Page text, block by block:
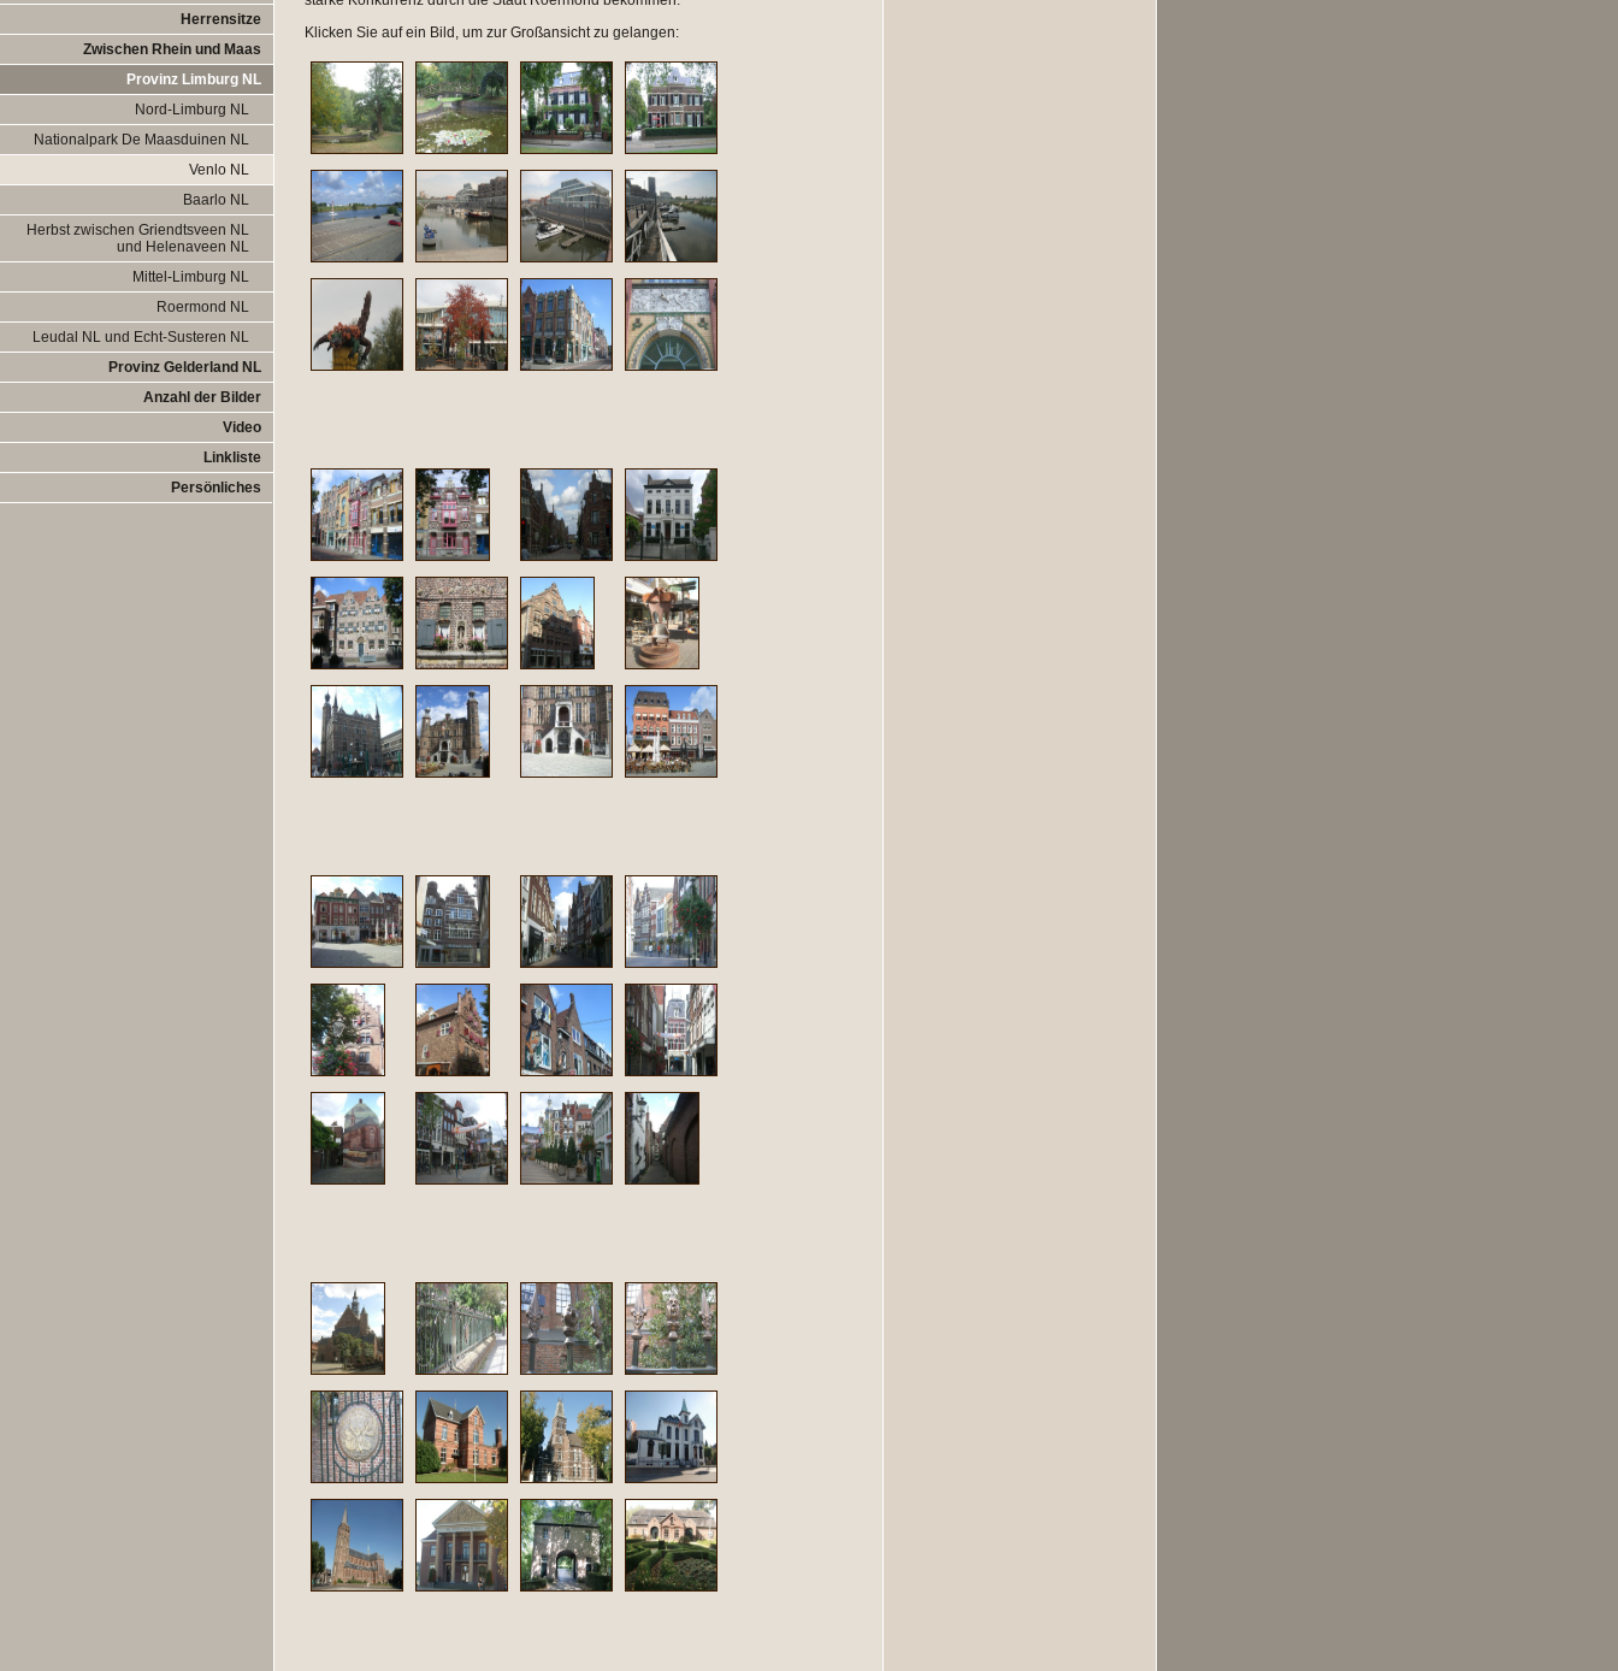
Herrensitze
Zwischen Rhein und Maas
Provinz Limburg NL
Nord-Limburg NL
Nationalpark De Maasduinen NL
Venlo NL
Baarlo NL
Herbst zwischen Griendtsveen NL
und Helenaveen NL
Mittel-Limburg NL
Roermond NL
Leudal NL und Echt-Susteren NL
Provinz Gelderland NL
Anzahl der Bilder
Video
Linkliste
Persönliches
Klicken Sie auf ein Bild, um zur Großansicht zu gelangen: